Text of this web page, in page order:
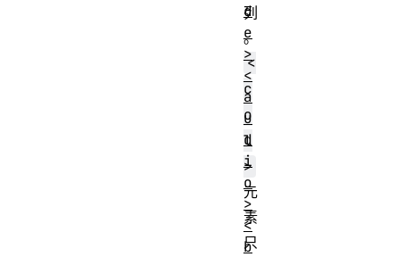
列
。
<
c
o
l
>
元
素
只
d
e
>
<
a
u
d
i
o
>
<
b